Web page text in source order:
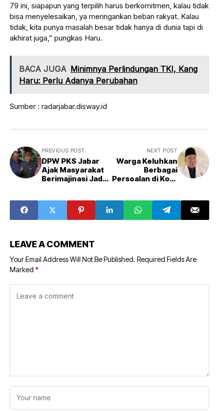
79 ini, siapapun yang terpilih harus berkomitmen, kalau tidak
bisa menyelesaikan, ya meringankan beban rakyat. Kalau
tidak, kita punya masalah besar tidak hanya di dunia tapi di
akhirat juga,” pungkas Haru.
BACA JUGA Minimnya Perlindungan TKI, Kang
Haru: Perlu Adanya Perubahan
Sumber : radarjabar.disway.id
PREVIOUS POST
DPW PKS Jabar
Ajak Masyarakat
Berimajinasi Jadi
NEXT POST
Warga Keluhkan
Berbagai
Persoalan di Kota
Begini
LEAVE A COMMENT
Your Email Address Will Not Be Published. Required Fields Are
Marked *